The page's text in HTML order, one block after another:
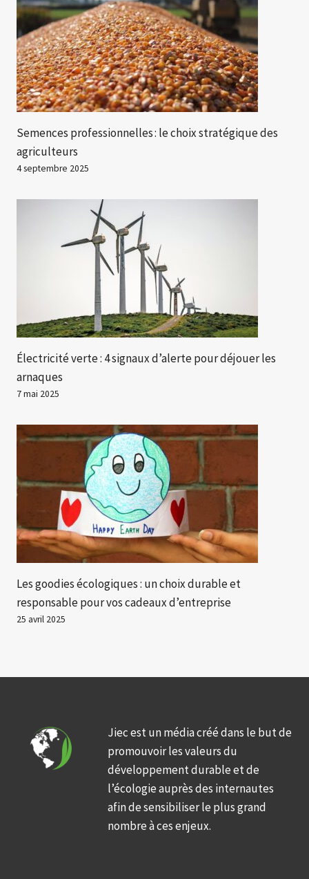
Semences professionnelles : le choix stratégique des
agriculteurs
4 septembre 2025
Électricité verte : 4 signaux d’alerte pour déjouer les
arnaques
7 mai 2025
Les goodies écologiques : un choix durable et
responsable pour vos cadeaux d’entreprise
25 avril 2025
Jiec est un média créé dans le but de
promouvoir les valeurs du
développement durable et de
l’écologie auprès des internautes
afin de sensibiliser le plus grand
nombre à ces enjeux.